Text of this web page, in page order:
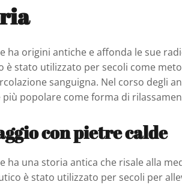
ha origini antiche e affonda le sue
è stato utilizzato per secoli come
sanguigna. Nel corso degli
popolare come forma di
con pietre calde
ha una storia antica che risale alla
è stato utilizzato per secoli per